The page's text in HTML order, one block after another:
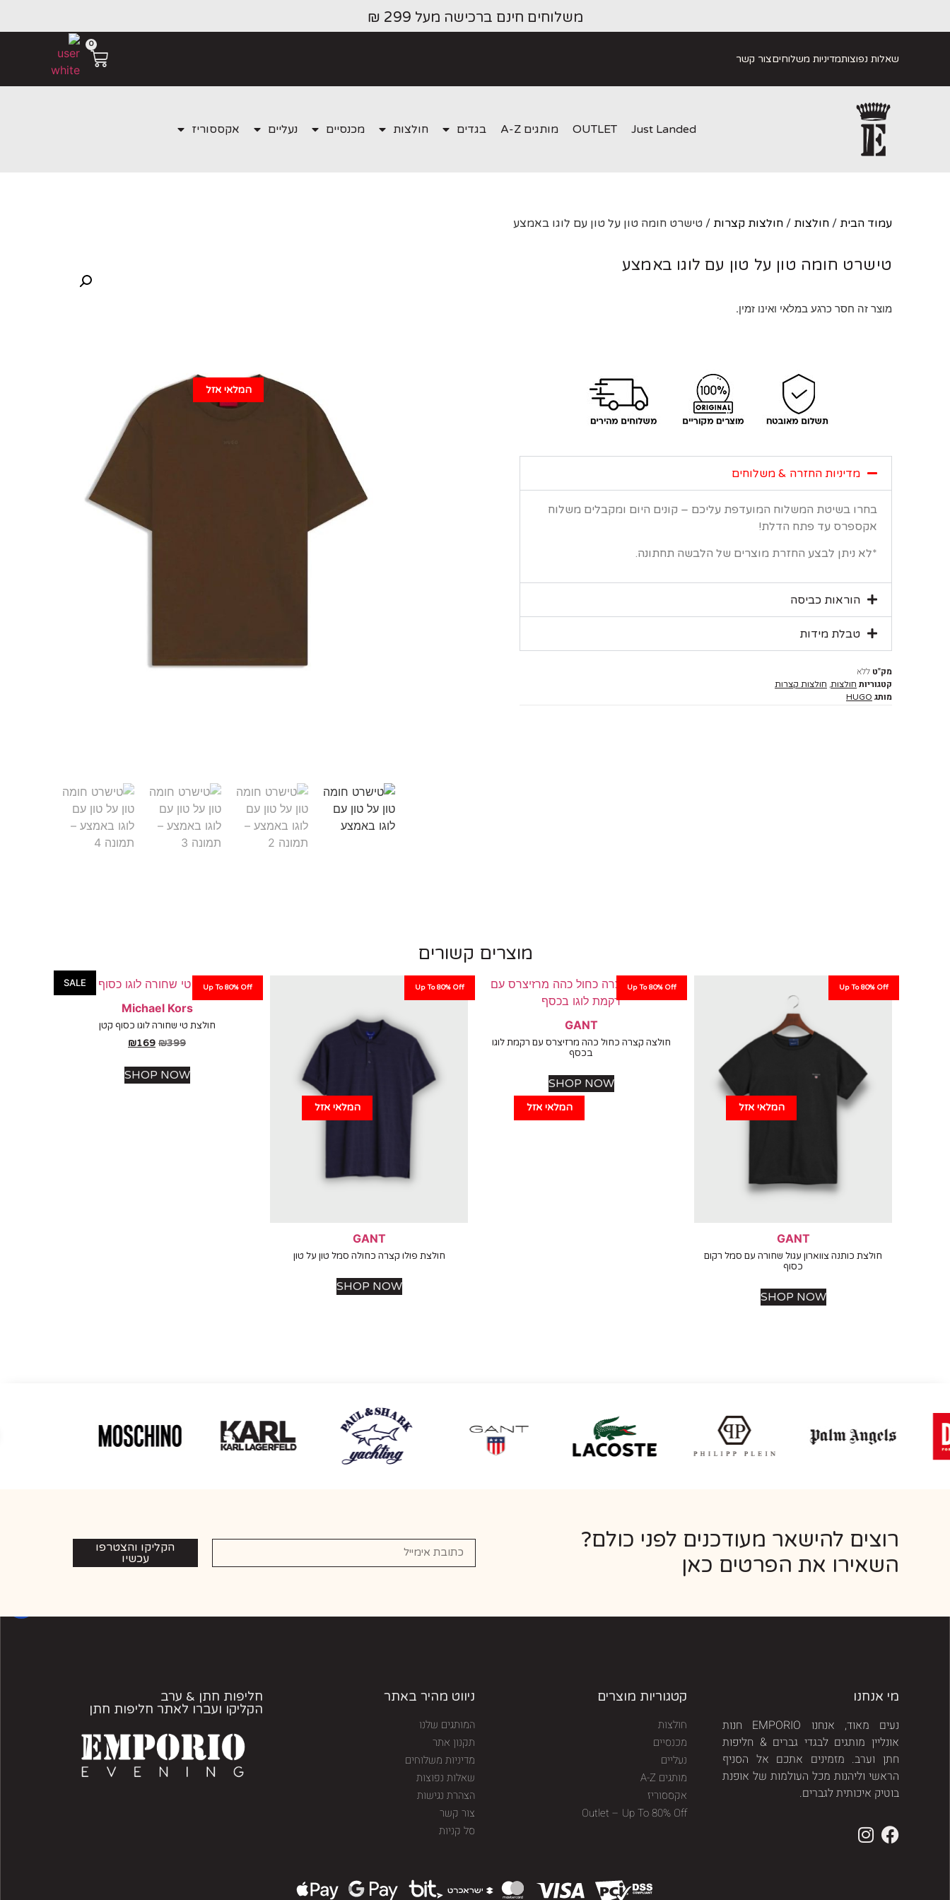
משלוחים חינם ברכישה מעל 299 ₪
שאלות נפוצותמדיניות משלוחיםצור קשר
0
Just Landed
OUTLET מותגים A-Z בגדים חולצות מכנסיים נעליים אקססוריז
עמוד הבית / חולצות / חולצות קצרות / טישרט חומה טון על טון עם לוגו באמצע
טישרט חומה טון על טון עם לוגו באמצע
מוצר זה חסר כרגע במלאי ואינו זמין.
מדיניות החזרה & משלוחים
בחרו בשיטת המשלוח המועדפת עליכם – קונים היום ומקבלים משלוח
אקספרס עד פתח הדלת!
*לא ניתן לבצע החזרת מוצרים של הלבשה תחתונה.
הוראות כביסה
טבלת מידות
מק"ט ללא
קטגוריות חולצות, חולצות קצרות
מותג HUGO
המלאי אזל
מוצרים קשורים
Up To 80% Off
המלאי אזל
GANT
חולצת כותנה צווארון עגול שחורה עם סמל רקום
כסוף
SHOP NOW
Up To 80% Off
המלאי אזל
GANT
חולצה קצרה כחול כהה מרזיצרס עם רקמת לוגו
בכסף
SHOP NOW
Up To 80% Off
המלאי אזל
GANT
חולצת פולו קצרה כחולה סמל טון על טון
SHOP NOW
SALE Up To 80% Off
Michael Kors
חולצת טי שחורה לוגו כסוף קטן
₪399
₪169
SHOP NOW
רוצים להישאר מעודכנים לפני כולם?
השאירו את הפרטים כאן
הקליקו והצטרפו
עכשיו
מי אנחנו
נעים מאוד, אנחנו EMPORIO חנות
אונליין מותגים לבגדי גברים & חליפות
חתן וערב. מזמינים אתכם אל הסניף
הראשי וליהנות מכל העולמות של אופנת
בוטיק איכותית לגברים.
קטגוריות מוצרים
חולצות
מכנסיים
נעליים
מותגים A-Z
אקססוריז
Outlet – Up To 80% Off
ניווט מהיר באתר
המותגים שלנו
תקנון אתר
מדיניות משלוחים
שאלות נפוצות
הצהרת נגישות
צור קשר
סל קניות
חליפות חתן & ערב
הקליקו ועברו לאתר חליפות חתן